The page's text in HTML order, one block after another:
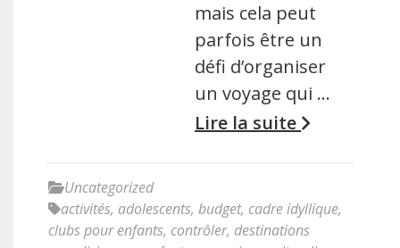
mais cela peut
parfois être un
défi d’organiser
un voyage qui …
Lire la suite
Uncategorized
activités, adolescents, budget, cadre idyllique,
clubs pour enfants, contrôler, destinations